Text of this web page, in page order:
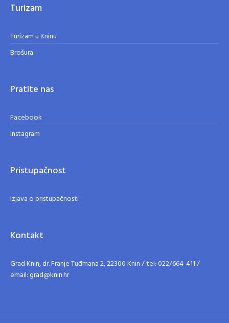
Turizam
Turizam u Kninu
Brošura
Pratite nas
Facebook
Instagram
Pristupačnost
Izjava o pristupačnosti
Kontakt
Grad Knin, dr. Franje Tuđmana 2, 22300 Knin / tel: 022/664-411 /
email: grad@knin.hr